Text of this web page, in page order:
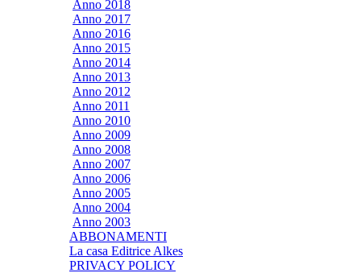
Anno 2018
Anno 2017
Anno 2016
Anno 2015
Anno 2014
Anno 2013
Anno 2012
Anno 2011
Anno 2010
Anno 2009
Anno 2008
Anno 2007
Anno 2006
Anno 2005
Anno 2004
Anno 2003
ABBONAMENTI
La casa Editrice Alkes
PRIVACY POLICY